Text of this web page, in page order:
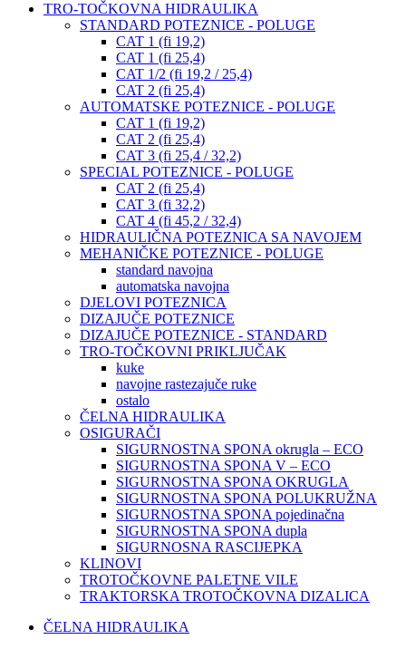
TRO-TOČKOVNA HIDRAULIKA
STANDARD POTEZNICE - POLUGE
CAT 1 (fi 19,2)
CAT 1 (fi 25,4)
CAT 1/2 (fi 19,2 / 25,4)
CAT 2 (fi 25,4)
AUTOMATSKE POTEZNICE - POLUGE
CAT 1 (fi 19,2)
CAT 2 (fi 25,4)
CAT 3 (fi 25,4 / 32,2)
SPECIAL POTEZNICE - POLUGE
CAT 2 (fi 25,4)
CAT 3 (fi 32,2)
CAT 4 (fi 45,2 / 32,4)
HIDRAULIČNA POTEZNICA SA NAVOJEM
MEHANIČKE POTEZNICE - POLUGE
standard navojna
automatska navojna
DJELOVI POTEZNICA
DIZAJUČE POTEZNICE
DIZAJUČE POTEZNICE - STANDARD
TRO-TOČKOVNI PRIKLJUČAK
kuke
navojne rastezajuče ruke
ostalo
ČELNA HIDRAULIKA
OSIGURAČI
SIGURNOSTNA SPONA okrugla – ECO
SIGURNOSTNA SPONA V – ECO
SIGURNOSTNA SPONA OKRUGLA
SIGURNOSTNA SPONA POLUKRUŽNA
SIGURNOSTNA SPONA pojedinačna
SIGURNOSTNA SPONA dupla
SIGURNOSNA RASCIJEPKA
KLINOVI
TROTOČKOVNE PALETNE VILE
TRAKTORSKA TROTOČKOVNA DIZALICA
ČELNA HIDRAULIKA